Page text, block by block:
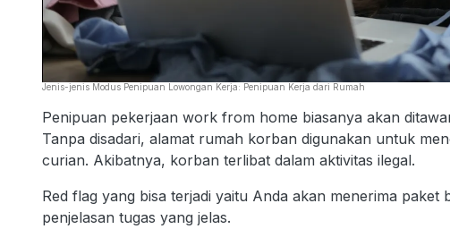
Jenis-jenis Modus Penipuan Lowongan Kerja: Penipuan Kerja dari Rumah
Penipuan pekerjaan work from home biasanya akan
Tanpa disadari, alamat rumah korban digunakan untuk
curian. Akibatnya, korban terlibat dalam aktivitas ilegal.
Red flag yang bisa terjadi yaitu Anda akan menerima
penjelasan tugas yang jelas.